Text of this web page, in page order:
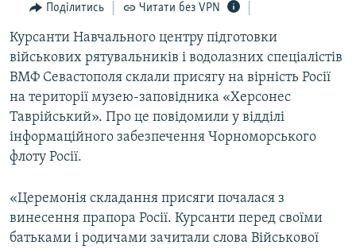
навігації
Перейти
до
пошуку
БЛОГИ
ПОГЛЯД
ІНТЕРВ'Ю
ВСЕ ЗА ДЕНЬ
СПЕЦПРОЕКТИ
ДЕПОРТАЦІЯ
СВІДЧЕННЯ ОКУПАЦІЇ
УКРАЇНСЬКА ПРОБЛЕМА КРИМУ
ЯК ОБІЙТИ БЛОКУВАННЯ
Русский
Qırımtatar
Поділитись Читати без VPN
Курсанти Навчального центру підготовки
військових рятувальників і водолазних спеціалістів
ВМФ Севастополя склали присягу на вірність Росії
на території музею-заповідника «Херсонес
Таврійський». Про це повідомили у відділі
інформаційного забезпечення Чорноморського
флоту Росії.
«Церемонія складання присяги почалася з
винесення прапора Росії. Курсанти перед своїми
батьками і родичами зачитали слова Військової